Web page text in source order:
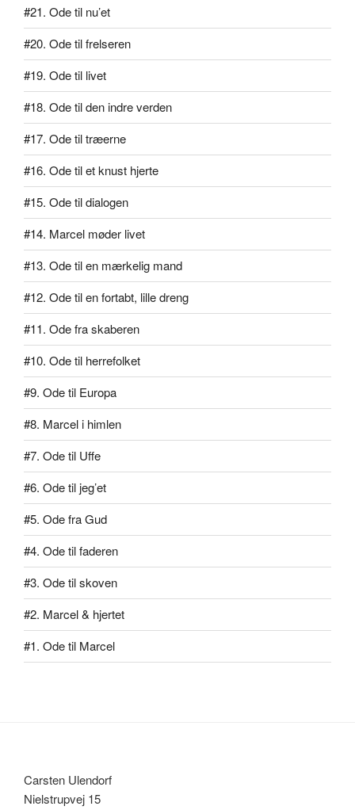
#21. Ode til nu’et
#20. Ode til frelseren
#19. Ode til livet
#18. Ode til den indre verden
#17. Ode til træerne
#16. Ode til et knust hjerte
#15. Ode til dialogen
#14. Marcel møder livet
#13. Ode til en mærkelig mand
#12. Ode til en fortabt, lille dreng
#11. Ode fra skaberen
#10. Ode til herrefolket
#9. Ode til Europa
#8. Marcel i himlen
#7. Ode til Uffe
#6. Ode til jeg’et
#5. Ode fra Gud
#4. Ode til faderen
#3. Ode til skoven
#2. Marcel & hjertet
#1. Ode til Marcel
Carsten Ulendorf
Nielstrupvej 15